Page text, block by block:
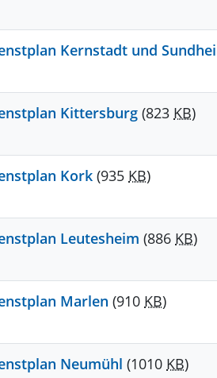
Kernstadt und
Kittersburg (823 KB)
Kork (935 KB)
Leutesheim (886 KB)
Marlen (910 KB)
Neumühl (1010 KB)